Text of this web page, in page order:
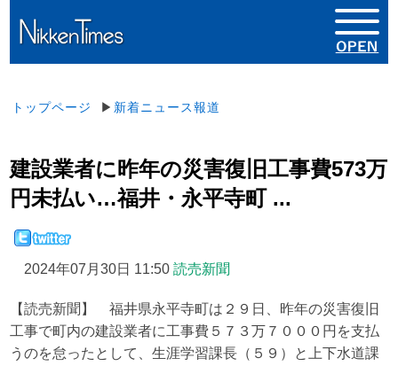
トップページ ▶ 新着ニュース報道
建設業者に昨年の災害復旧工事費573万
円未払い…福井・永平寺町 ...
2024年07月30日 11:50 読売新聞
【読売新聞】 福井県永平寺町は２９日、昨年の災害復旧
工事で町内の建設業者に工事費５７３万７０００円を支払
うのを怠ったとして、生涯学習課長（５９）と上下水道課